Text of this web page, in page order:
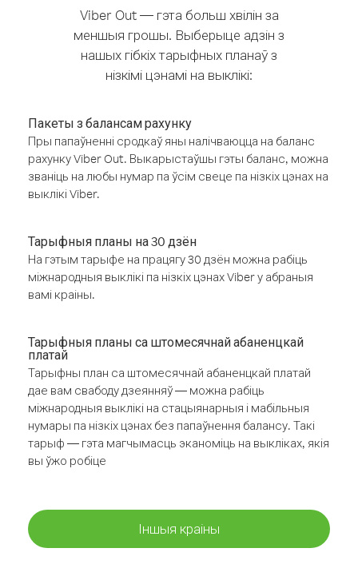
Viber Out — гэта больш хвілін за
меншыя грошы. Выберыце адзін з
нашых гібкіх тарыфных планаў з
нізкімі цэнамі на выклікі:
Пакеты з балансам рахунку
Пры папаўненні сродкаў яны налічваюцца на баланс
рахунку Viber Out. Выкарыстаўшы гэты баланс, можна
званіць на любы нумар па ўсім свеце па нізкіх цэнах на
выклікі Viber.
Тарыфныя планы на 30 дзён
На гэтым тарыфе на працягу 30 дзён можна рабіць
міжнародныя выклікі па нізкіх цэнах Viber у абраныя
вамі краіны.
Тарыфныя планы са штомесячнай абаненцкай
платай
Тарыфны план са штомесячнай абаненцкай платай
дае вам свабоду дзеянняў — можна рабіць
міжнародныя выклікі на стацыянарныя і мабільныя
нумары па нізкіх цэнах без папаўнення балансу. Такі
тарыф — гэта магчымасць эканоміць на выкліках, якія
вы ўжо робіце
Іншыя краіны